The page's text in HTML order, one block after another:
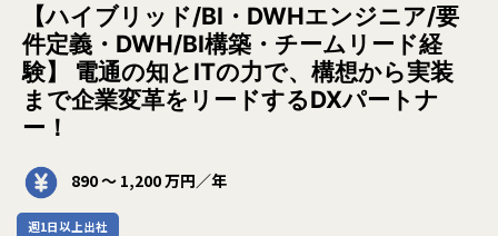
【ハイブリッド/BI・DWHエンジニア/要
件定義・DWH/BI構築・チームリード経
験】 電通の知とITの力で、構想から実装
まで企業変革をリードするDXパートナ
ー！
890 〜 1,200 万円／年
週1日以上出社